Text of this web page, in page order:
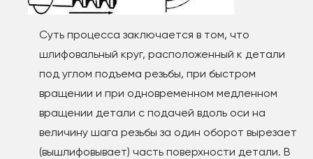
Суть процесса заключается в том, что
шлифовальный круг, расположенный к детали
под углом подъема резьбы, при быстром
вращении и при одновременном медленном
вращении детали с подачей вдоль оси на
величину шага резьбы за один оборот вырезает
(вышлифовывает) часть поверхности детали. В